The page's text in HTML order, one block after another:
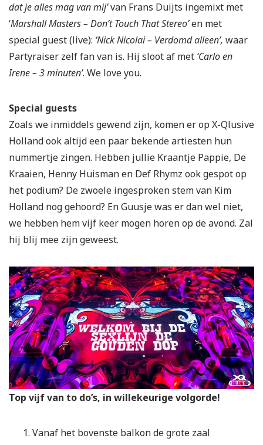
dat je alles mag van mij’van Frans Duijts ingemixt met
‘Marshall Masters – Don’t Touch That Stereo’en met
special guest (live): ‘Nick Nicolai – Verdomd alleen’, waar
Partyraiser zelf fan van is. Hij sloot af met ‘Carlo en
Irene – 3 minuten’. We love you.
Special guests
Zoals we inmiddels gewend zijn, komen er op X-Qlusive
Holland ook altijd een paar bekende artiesten hun
nummertje zingen. Hebben jullie Kraantje Pappie, De
Kraaien, Henny Huisman en Def Rhymz ook gespot op
het podium? De zwoele ingesproken stem van Kim
Holland nog gehoord? En Guusje was er dan wel niet,
we hebben hem vijf keer mogen horen op de avond. Zal
hij blij mee zijn geweest.
Top vijf van to do’s, in willekeurige volgorde!
Vanaf het bovenste balkon de grote zaal